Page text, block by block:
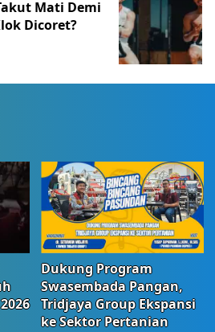
Mati Demi
Dicoret?
Dukung Program
Swasembada Pangan,
Tridjaya Group Ekspansi
ke Sektor Pertanian